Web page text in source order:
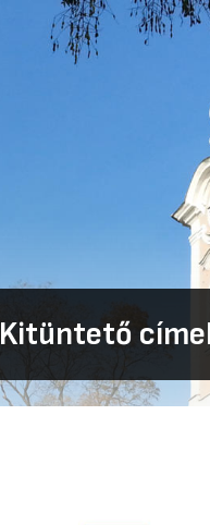
Kitüntető